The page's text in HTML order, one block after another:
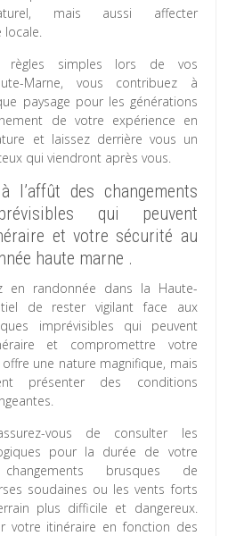
mais aussi affecter
locale.
règles simples lors de vos
Marne, vous contribuez à
paysage pour les générations
de votre expérience en
et laissez derrière vous un
qui viendront après vous.
l’affût des changements
qui peuvent
et votre sécurité au
haute marne .
en randonnée dans la Haute-
de rester vigilant face aux
imprévisibles qui peuvent
et compromettre votre
une nature magnifique, mais
présenter des conditions
vous de consulter les
pour la durée de votre
brusques de
soudaines ou les vents forts
plus difficile et dangereux.
votre itinéraire en fonction des